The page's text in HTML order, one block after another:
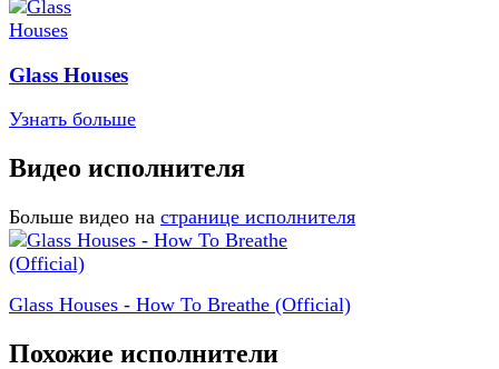
Glass Houses
Узнать больше
Видео исполнителя
Больше видео на странице исполнителя
Glass Houses - How To Breathe (Official)
Похожие исполнители